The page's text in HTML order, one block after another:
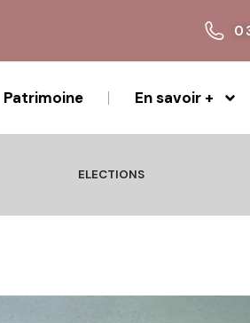
Patrimoine En savoir +
ELECTIONS